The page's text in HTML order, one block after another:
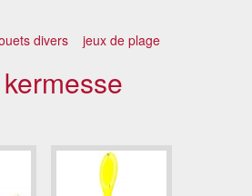
divers jeux de plage